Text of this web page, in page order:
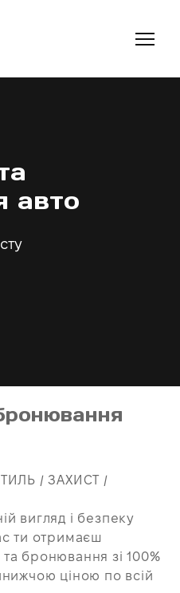
авто
/ ЗАХИСТ /
вигляд і безпеку
ти отримаєш
бронювання зі 100%
ціною по всій